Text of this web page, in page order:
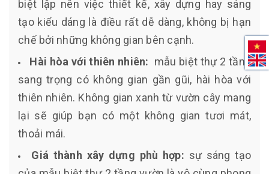
biệt lập nên việc thiết kế, xây dựng hay sáng
tạo kiểu dáng là điều rất dễ dàng, không bị hạn
chế bởi những không gian bên cạnh.
Hài hòa với thiên nhiên: mẫu biệt thự 2 tầng
sang trọng có không gian gần gũi, hài hòa với
thiên nhiên. Không gian xanh từ vườn cây mang
lại sẽ giúp bạn có một không gian tươi mát,
thoải mái.
Giá thành xây dựng phù hợp: sự sáng tạo